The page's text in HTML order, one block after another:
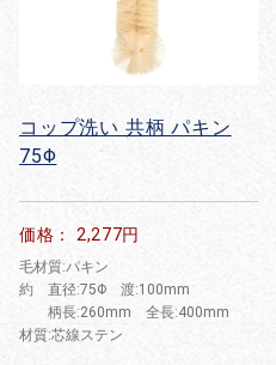
コップ洗い 共柄 パキン
75Φ
価格： 2,277円
毛材質:パキン
約 直径:75Φ 渡:100mm
柄長:260mm 全長:400mm
材質:芯線ステン
お買い物を続ける